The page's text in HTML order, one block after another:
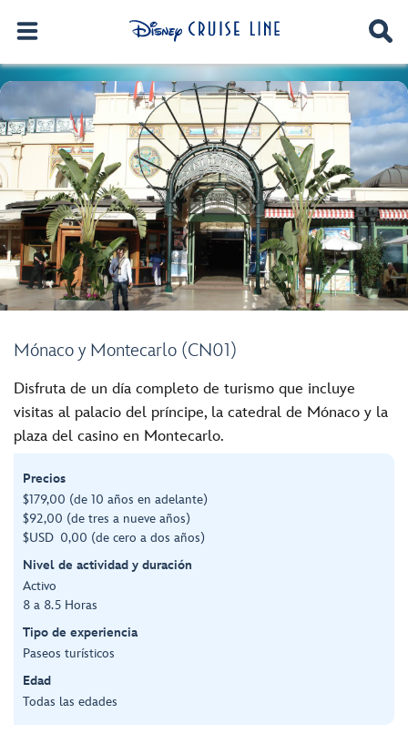
Mónaco y Montecarlo (CN01)
Disfruta de un día completo de turismo que incluye
visitas al palacio del príncipe, la catedral de Mónaco y la
plaza del casino en Montecarlo.
Precios
$179,00 (de 10 años en adelante)
$92,00 (de tres a nueve años)
$USD 0,00 (de cero a dos años)
Nivel de actividad y duración
Activo
8 a 8.5 Horas
Tipo de experiencia
Paseos turísticos
Edad
Todas las edades